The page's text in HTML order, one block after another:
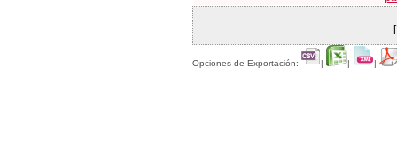
Opciones de Exportación: | | |